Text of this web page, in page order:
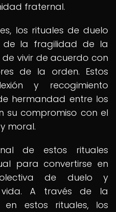
fraternal.
los rituales de duelo
de la fragilidad de la
vivir de acuerdo con
de la orden. Estos
y recogimiento
hermandad entre los
su compromiso con el
moral.
de estos rituales
para convertirse en
de duelo y
A través de la
en estos rituales, los